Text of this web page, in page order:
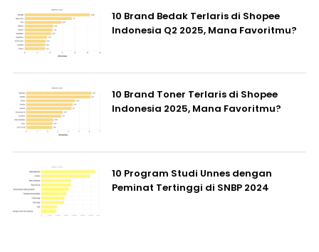
10 Brand Bedak Terlaris di Shopee
Indonesia Q2 2025, Mana Favoritmu?
10 Brand Toner Terlaris di Shopee
Indonesia 2025, Mana Favoritmu?
10 Program Studi Unnes dengan
Peminat Tertinggi di SNBP 2024